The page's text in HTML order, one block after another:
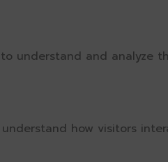
understand and
how visitors